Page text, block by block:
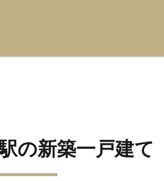
の新築一戸建て